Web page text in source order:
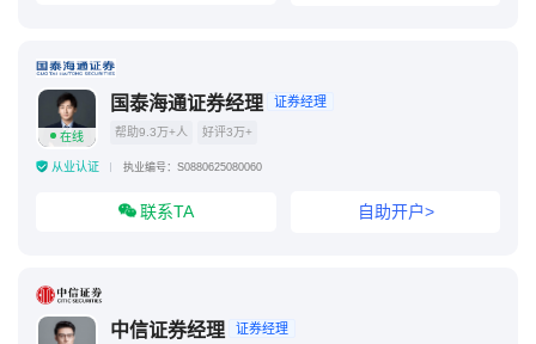
在线
国泰海通证券经理 证券经理
帮助9.3万+人 好评3万+
从业认证 执业编号：S0880625080060
联系TA 自助开户>
中信证券经理 证券经理